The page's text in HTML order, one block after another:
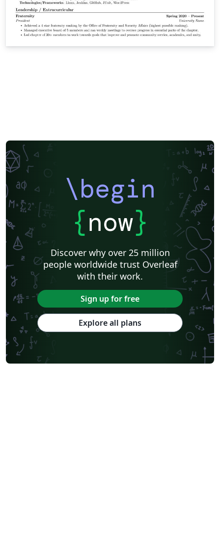
\begin
{now}
Discover why over 25 million
people worldwide trust Overleaf
with their work.
Sign up for free
Explore all plans